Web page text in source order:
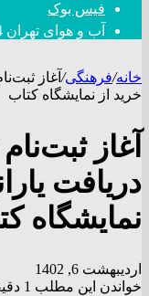
فیس بوک
آب و هوای تهران
خانه/فرهنگی/ آغاز
خرید از نمایشگاه کتاب
آغاز
دریافت
نمایشگاه
اردیبهشت 6, 1402
خواندن این مطلب 1 دقیقه زمان میبرد